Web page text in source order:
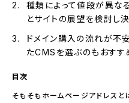
種類によって値段が異な
とサイトの展望を検討し
ドメイン購入の流れが不
たCMSを選ぶのもおすす
目次
そもそもホームページアドレスと